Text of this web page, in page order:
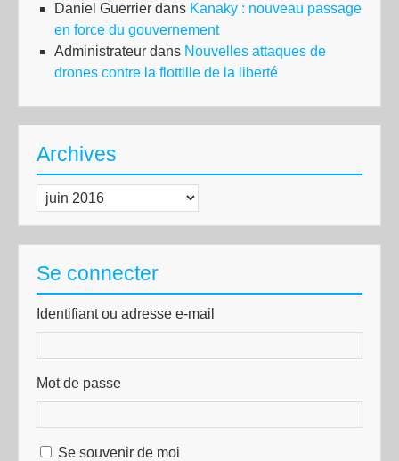
Daniel Guerrier dans Kanaky : nouveau passage
en force du gouvernement
Administrateur dans Nouvelles attaques de
drones contre la flottille de la liberté
Archives
Archives
Se connecter
Identifiant ou adresse e-mail
Mot de passe
Se souvenir de moi